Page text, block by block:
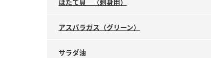
ほたて貝 （刺身用）
アスパラガス（グリーン）
サラダ油